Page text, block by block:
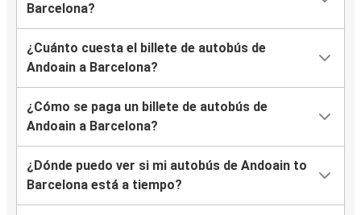
Barcelona?
¿Cuánto cuesta el billete de autobús de
Andoain a Barcelona?
¿Cómo se paga un billete de autobús de
Andoain a Barcelona?
¿Dónde puedo ver si mi autobús de Andoain to
Barcelona está a tiempo?